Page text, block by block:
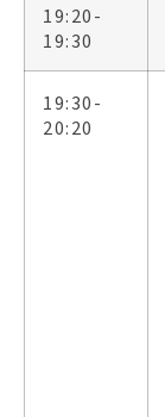
19:20-
19:30
19:30-
20:20